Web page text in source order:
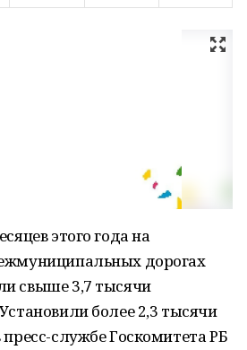
этого года на
дорогах
свыше 3,7 тысячи
более 2,3 тысячи
службе Госкомитета РБ